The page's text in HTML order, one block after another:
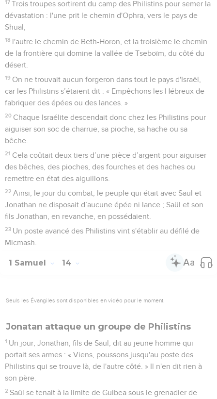
17 Trois troupes sortirent du camp des Philistins pour semer la
dévastation : l'une prit le chemin d'Ophra, vers le pays de
Shual,
18 l'autre le chemin de Beth-Horon, et la troisième le chemin
de la frontière qui domine la vallée de Tseboïm, du côté du
désert.
19 On ne trouvait aucun forgeron dans tout le pays d'Israël,
car les Philistins s’étaient dit : « Empêchons les Hébreux de
fabriquer des épées ou des lances. »
20 Chaque Israélite descendait donc chez les Philistins pour
aiguiser son soc de charrue, sa pioche, sa hache ou sa
bêche.
21 Cela coûtait deux tiers d’une pièce d’argent pour aiguiser
des bêches, des pioches, des fourches et des haches ou
remettre en état des aiguillons.
22 Ainsi, le jour du combat, le peuple qui était avec Saül et
Jonathan ne disposait d’aucune épée ni lance ; Saül et son
fils Jonathan, en revanche, en possédaient.
23 Un poste avancé des Philistins vint s'établir au défilé de
Micmash.
1 Samuel 14
Seuls les Évangiles sont disponibles en vidéo pour le moment.
Jonatan attaque un groupe de Philistins
1 Un jour, Jonathan, fils de Saül, dit au jeune homme qui
portait ses armes : « Viens, poussons jusqu'au poste des
Philistins qui se trouve là, de l'autre côté. » Il n'en dit rien à
son père.
2 Saül se tenait à la limite de Guibea sous le grenadier de